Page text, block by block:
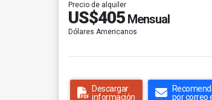
Precio de alquiler
US$405 Mensual
Dólares Americanos
Descargar
información
por correo